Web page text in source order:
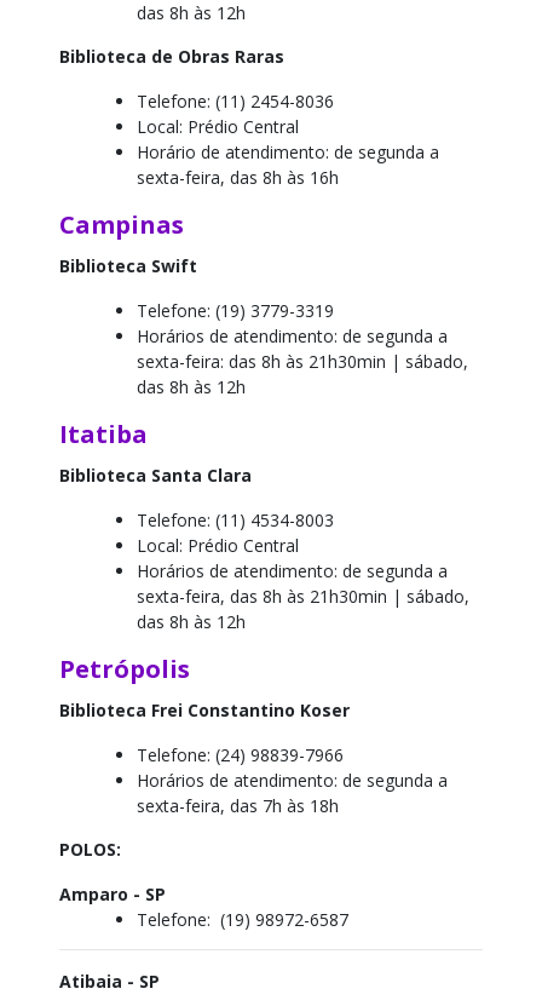
das 8h às 12h
Biblioteca de Obras Raras
Telefone: (11) 2454-8036
Local: Prédio Central
Horário de atendimento: de segunda a
sexta-feira, das 8h às 16h
Campinas
Biblioteca Swift
Telefone: (19) 3779-3319
Horários de atendimento: de segunda a
sexta-feira: das 8h às 21h30min | sábado,
das 8h às 12h
Itatiba
Biblioteca Santa Clara
Telefone: (11) 4534-8003
Local: Prédio Central
Horários de atendimento: de segunda a
sexta-feira, das 8h às 21h30min | sábado,
das 8h às 12h
Petrópolis
Biblioteca Frei Constantino Koser
Telefone: (24) 98839-7966
Horários de atendimento: de segunda a
sexta-feira, das 7h às 18h
POLOS:
Amparo - SP
Telefone: (19) 98972-6587
Atibaia - SP